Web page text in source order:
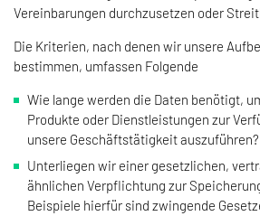
Vereinbarungen durchzusetzen oder
Die Kriterien, nach denen wir unsere
bestimmen, umfassen Folgende
Wie lange werden die Daten benötigt,
Produkte oder Dienstleistungen zur
unsere Geschäftstätigkeit auszuführen?
Unterliegen wir einer gesetzlichen,
ähnlichen Verpflichtung zur
Beispiele hierfür sind zwingende